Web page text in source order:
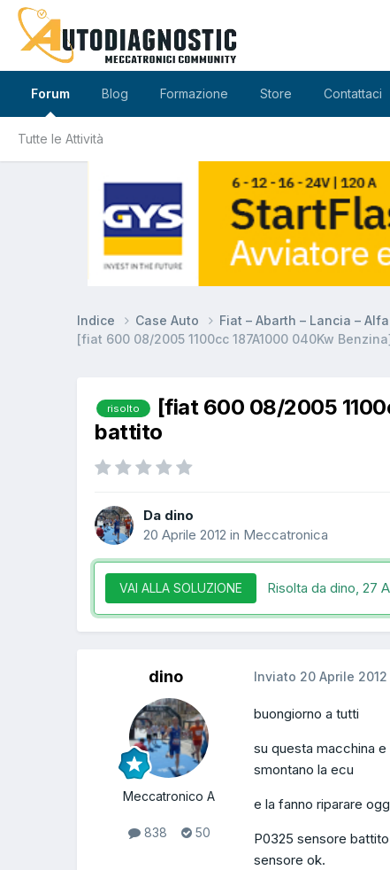
Forum
Tutte le Attività
Blog Formazione Store Contattaci
Indice Case Auto Fiat – Abarth – Lancia –
[fiat 600 08/2005 1100cc 187A1000 040Kw
risolto
[fiat 600 08/2005
battito
Da dino
20 Aprile 2012 in Meccatronica
VAI ALLA SOLUZIONE Risolta da dino, 27
dino
Meccatronico A
838 50
Inviato 20 Aprile 2012
buongiorno a tutti
su questa macchina
smontano la ecu
e la fanno riparare
P0325 sensore
sensore ok.